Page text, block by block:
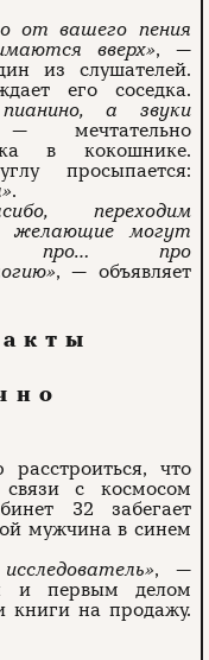
от вашего пения
вверх», —
из слушателей.
его соседка.
а звуки
в кокошнике.
просыпается:
.
переходим
желающие могут
про… про
, — объявляет
что
с космосом
32 забегает
мужчина в синем
, —
и первым делом
книги на продажу.